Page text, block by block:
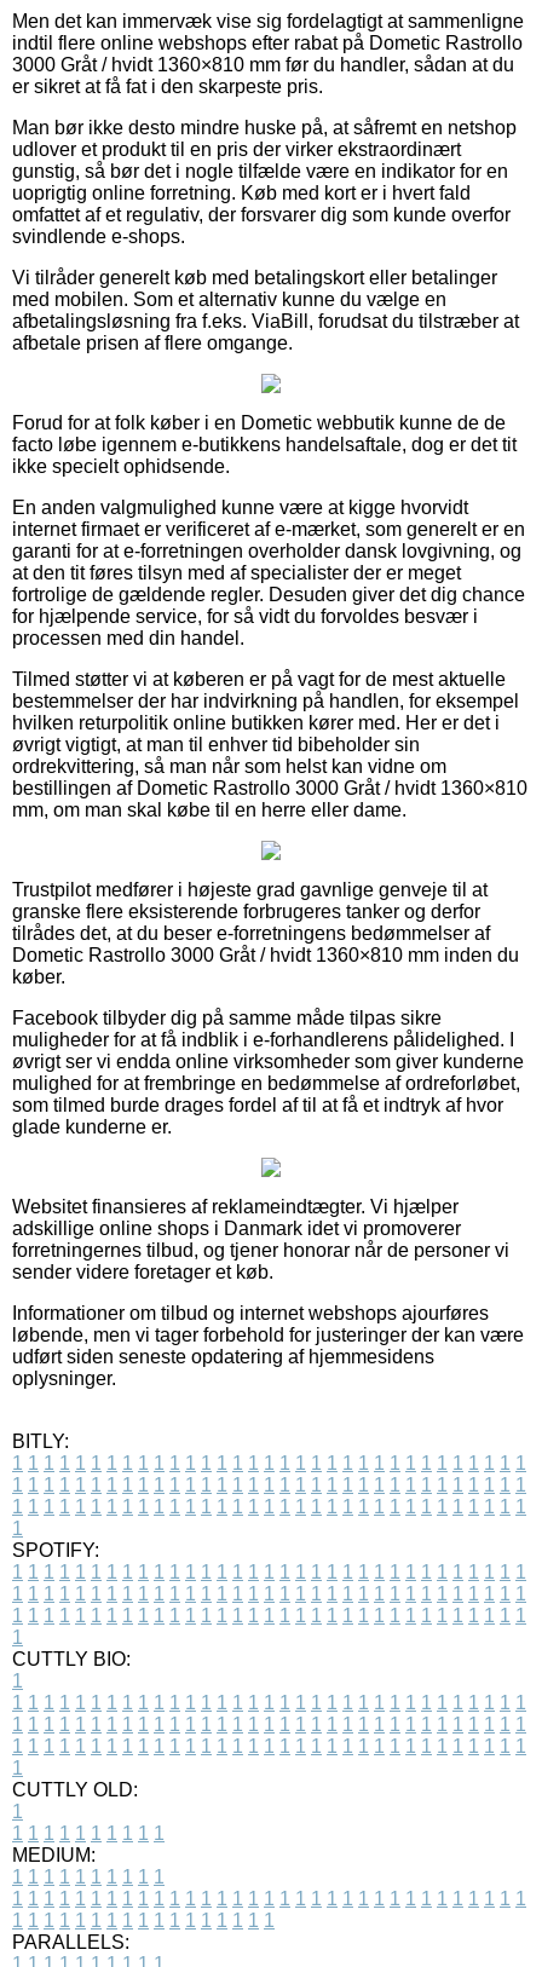
Men det kan immervæk vise sig fordelagtigt at sammenligne
indtil flere online webshops efter rabat på Dometic Rastrollo
3000 Gråt / hvidt 1360×810 mm før du handler, sådan at du
er sikret at få fat i den skarpeste pris.
Man bør ikke desto mindre huske på, at såfremt en netshop
udlover et produkt til en pris der virker ekstraordinært
gunstig, så bør det i nogle tilfælde være en indikator for en
uoprigtig online forretning. Køb med kort er i hvert fald
omfattet af et regulativ, der forsvarer dig som kunde overfor
svindlende e-shops.
Vi tilråder generelt køb med betalingskort eller betalinger
med mobilen. Som et alternativ kunne du vælge en
afbetalingsløsning fra f.eks. ViaBill, forudsat du tilstræber at
afbetale prisen af flere omgange.
Forud for at folk køber i en Dometic webbutik kunne de de
facto løbe igennem e-butikkens handelsaftale, dog er det tit
ikke specielt ophidsende.
En anden valgmulighed kunne være at kigge hvorvidt
internet firmaet er verificeret af e-mærket, som generelt er en
garanti for at e-forretningen overholder dansk lovgivning, og
at den tit føres tilsyn med af specialister der er meget
fortrolige de gældende regler. Desuden giver det dig chance
for hjælpende service, for så vidt du forvoldes besvær i
processen med din handel.
Tilmed støtter vi at køberen er på vagt for de mest aktuelle
bestemmelser der har indvirkning på handlen, for eksempel
hvilken returpolitik online butikken kører med. Her er det i
øvrigt vigtigt, at man til enhver tid bibeholder sin
ordrekvittering, så man når som helst kan vidne om
bestillingen af Dometic Rastrollo 3000 Gråt / hvidt 1360×810
mm, om man skal købe til en herre eller dame.
Trustpilot medfører i højeste grad gavnlige genveje til at
granske flere eksisterende forbrugeres tanker og derfor
tilrådes det, at du beser e-forretningens bedømmelser af
Dometic Rastrollo 3000 Gråt / hvidt 1360×810 mm inden du
køber.
Facebook tilbyder dig på samme måde tilpas sikre
muligheder for at få indblik i e-forhandlerens pålidelighed. I
øvrigt ser vi endda online virksomheder som giver kunderne
mulighed for at frembringe en bedømmelse af ordreforløbet,
som tilmed burde drages fordel af til at få et indtryk af hvor
glade kunderne er.
Websitet finansieres af reklameindtægter. Vi hjælper
adskillige online shops i Danmark idet vi promoverer
forretningernes tilbud, og tjener honorar når de personer vi
sender videre foretager et køb.
Informationer om tilbud og internet webshops ajourføres
løbende, men vi tager forbehold for justeringer der kan være
udført siden seneste opdatering af hjemmesidens
oplysninger.
BITLY:
1 1 1 1 1 1 1 1 1 1 1 1 1 1 1 1 1 1 1 1 1 1 1 1 1 1 1 1 1 1 1 1 1
1 1 1 1 1 1 1 1 1 1 1 1 1 1 1 1 1 1 1 1 1 1 1 1 1 1 1 1 1 1 1 1 1
1 1 1 1 1 1 1 1 1 1 1 1 1 1 1 1 1 1 1 1 1 1 1 1 1 1 1 1 1 1 1 1 1
1
SPOTIFY:
1 1 1 1 1 1 1 1 1 1 1 1 1 1 1 1 1 1 1 1 1 1 1 1 1 1 1 1 1 1 1 1 1
1 1 1 1 1 1 1 1 1 1 1 1 1 1 1 1 1 1 1 1 1 1 1 1 1 1 1 1 1 1 1 1 1
1 1 1 1 1 1 1 1 1 1 1 1 1 1 1 1 1 1 1 1 1 1 1 1 1 1 1 1 1 1 1 1 1
1
CUTTLY BIO:
1
1 1 1 1 1 1 1 1 1 1 1 1 1 1 1 1 1 1 1 1 1 1 1 1 1 1 1 1 1 1 1 1 1
1 1 1 1 1 1 1 1 1 1 1 1 1 1 1 1 1 1 1 1 1 1 1 1 1 1 1 1 1 1 1 1 1
1 1 1 1 1 1 1 1 1 1 1 1 1 1 1 1 1 1 1 1 1 1 1 1 1 1 1 1 1 1 1 1 1
1
CUTTLY OLD:
1
1 1 1 1 1 1 1 1 1 1
MEDIUM:
1 1 1 1 1 1 1 1 1 1
1 1 1 1 1 1 1 1 1 1 1 1 1 1 1 1 1 1 1 1 1 1 1 1 1 1 1 1 1 1 1 1 1
1 1 1 1 1 1 1 1 1 1 1 1 1 1 1 1 1
PARALLELS: